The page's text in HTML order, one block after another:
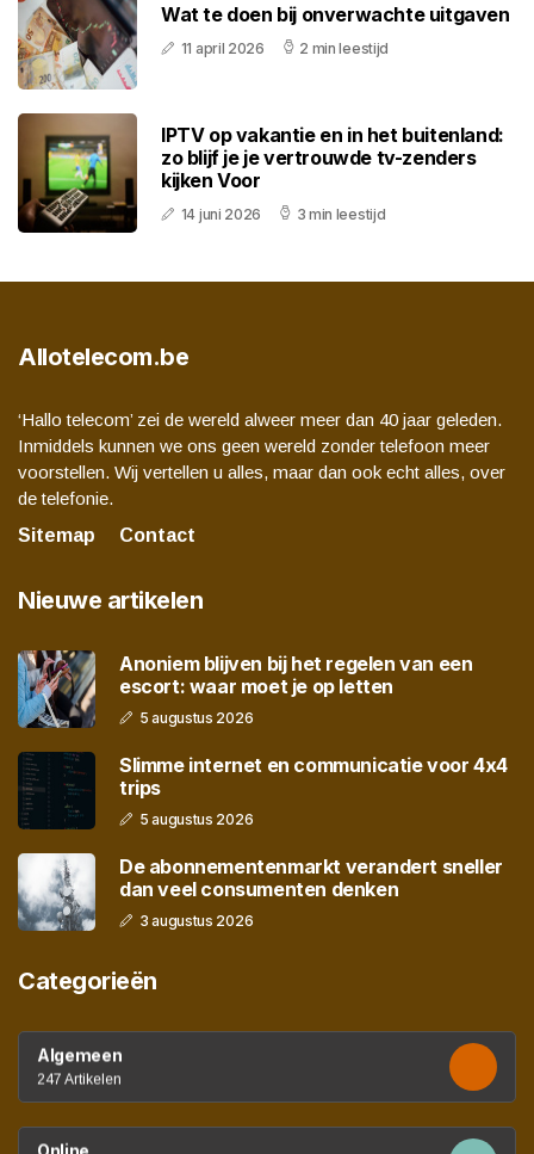
Wat te doen bij onverwachte uitgaven
11 april 2026 2 min leestijd
IPTV op vakantie en in het buitenland:
zo blijf je je vertrouwde tv-zenders
kijken Voor
14 juni 2026 3 min leestijd
Allotelecom.be
‘Hallo telecom’ zei de wereld alweer meer dan 40 jaar geleden.
Inmiddels kunnen we ons geen wereld zonder telefoon meer
voorstellen. Wij vertellen u alles, maar dan ook echt alles, over
de telefonie.
Sitemap
Contact
Nieuwe artikelen
Anoniem blijven bij het regelen van een
escort: waar moet je op letten
5 augustus 2026
Slimme internet en communicatie voor 4x4
trips
5 augustus 2026
De abonnementenmarkt verandert sneller
dan veel consumenten denken
3 augustus 2026
Categorieën
Algemeen
247 Artikelen